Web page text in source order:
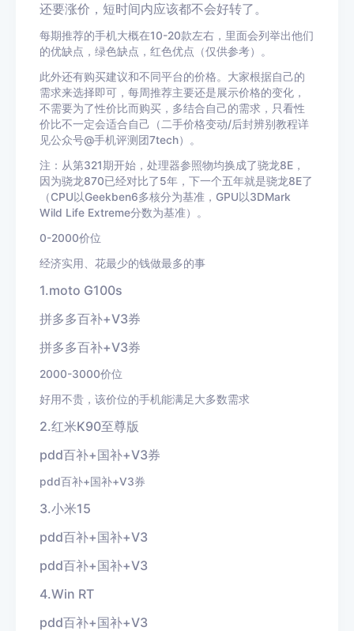
还要涨价，短时间内应该都不会好转了。
每期推荐的手机大概在10-20款左右，里面会列举出他们
的优缺点，绿色缺点，红色优点（仅供参考）。
此外还有购买建议和不同平台的价格。大家根据自己的
需求来选择即可，每周推荐主要还是展示价格的变化，
不需要为了性价比而购买，多结合自己的需求，只看性
价比不一定会适合自己（二手价格变动/后封辨别教程详
见公众号@手机评测团7tech）。
注：从第321期开始，处理器参照物均换成了骁龙8E，
因为骁龙870已经对比了5年，下一个五年就是骁龙8E了
（CPU以Geekben6多核分为基准，GPU以3DMark
Wild Life Extreme分数为基准）。
0-2000价位
经济实用、花最少的钱做最多的事
1.moto G100s
拼多多百补+V3券
拼多多百补+V3券
2000-3000价位
好用不贵，该价位的手机能满足大多数需求
2.红米K90至尊版
pdd百补+国补+V3券
pdd百补+国补+V3券
3.小米15
pdd百补+国补+V3
pdd百补+国补+V3
4.Win RT
pdd百补+国补+V3